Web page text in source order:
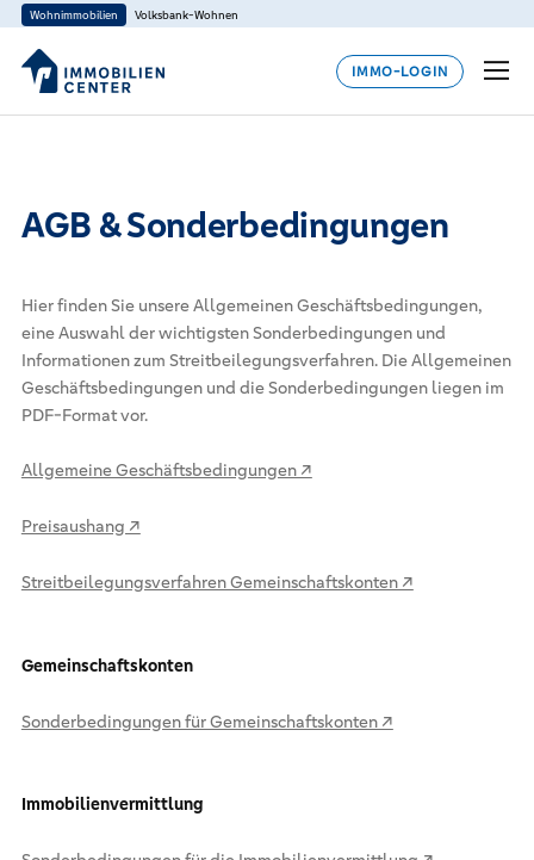
Wohnimmobilien Volksbank-Wohnen
IMMO-LOGIN
AGB & Sonderbedingungen
Hier finden Sie unsere Allgemeinen Geschäftsbedingungen,
eine Auswahl der wichtigsten Sonderbedingungen und
Informationen zum Streitbeilegungsverfahren. Die Allgemeinen
Geschäftsbedingungen und die Sonderbedingungen liegen im
PDF-Format vor.
Allgemeine Geschäftsbedingungen ↗
Preisaushang ↗
Streitbeilegungsverfahren Gemeinschaftskonten ↗
Gemeinschaftskonten
Sonderbedingungen für Gemeinschaftskonten ↗
Immobilienvermittlung